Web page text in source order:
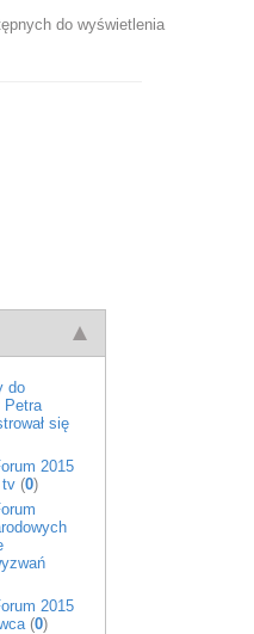
do wyświetlenia
do
Petra
się
2015
tv (0)
2015
(0)